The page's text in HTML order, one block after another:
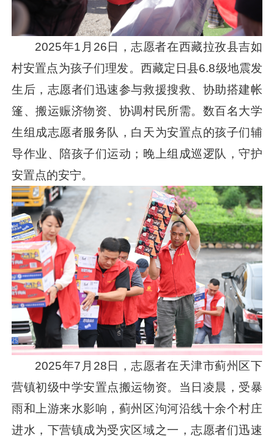
2025年1月26日，志愿者在西藏拉孜县吉如
村安置点为孩子们理发。西藏定日县6.8级地震发
生后，志愿者们迅速参与救援搜救、协助搭建帐
篷、搬运赈济物资、协调村民所需。数百名大学
生组成志愿者服务队，白天为安置点的孩子们辅
导作业、陪孩子们运动；晚上组成巡逻队，守护
安置点的安宁。
2025年7月28日，志愿者在天津市蓟州区下
营镇初级中学安置点搬运物资。当日凌晨，受暴
雨和上游来水影响，蓟州区泃河沿线十余个村庄
进水，下营镇成为受灾区域之一，志愿者们迅速